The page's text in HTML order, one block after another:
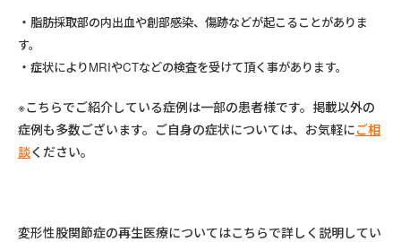
脂肪採取部の内出血や創部感染、傷跡などが起こることがありま
す。
症状によりMRIやCTなどの検査を受けて頂く事があります。
※こちらでご紹介している症例は一部の患者様です。掲載以外の
症例も多数ございます。ご自身の症状については、お気軽にご相
談ください。
変形性股関節症の再生医療についてはこちらで詳しく説明してい